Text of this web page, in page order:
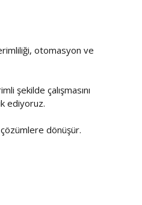
otomasyon ve
şekilde çalışmasını
ediyoruz.
dönüşür.